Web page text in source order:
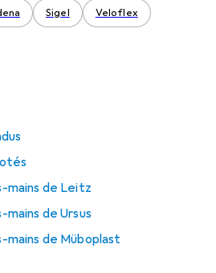
Sigel Veloflex
mains de Leitz
de Ursus
mains de Müboplast